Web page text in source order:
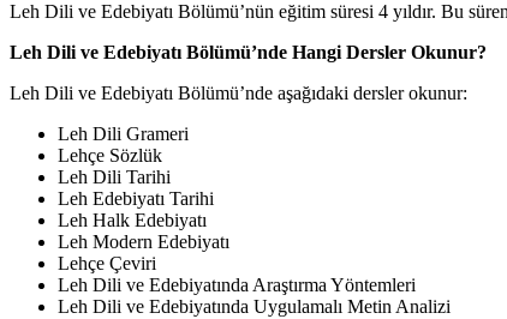
Leh Dili ve Edebiyatı Bölümü’nün eğitim süresi 4 yıldır. Bu
Leh Dili ve Edebiyatı Bölümü’nde Hangi Dersler Okunur?
Leh Dili ve Edebiyatı Bölümü’nde aşağıdaki dersler okunur:
Leh Dili Grameri
Lehçe Sözlük
Leh Dili Tarihi
Leh Edebiyatı Tarihi
Leh Halk Edebiyatı
Leh Modern Edebiyatı
Lehçe Çeviri
Leh Dili ve Edebiyatında Araştırma Yöntemleri
Leh Dili ve Edebiyatında Uygulamalı Metin Analizi